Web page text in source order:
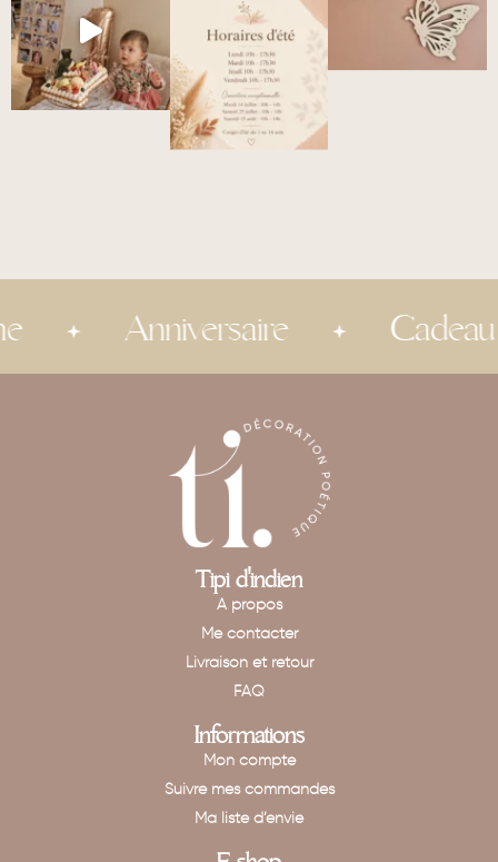
Anniversaire Cadeau
Tipi d'indien
A propos
Me contacter
Livraison et retour
FAQ
Informations
Mon compte
Suivre mes commandes
Ma liste d’envie